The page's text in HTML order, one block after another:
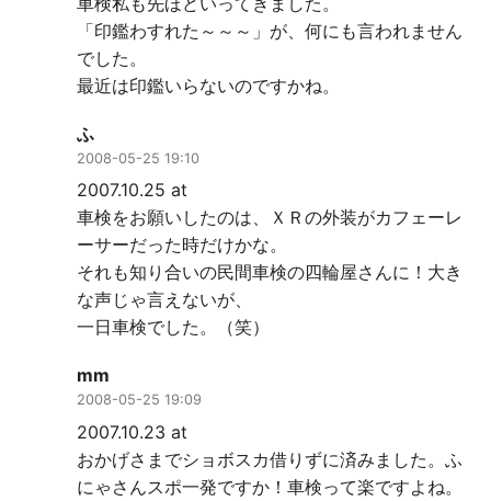
「印鑑わすれた～～～」が、何にも言われません
でした。
最近は印鑑いらないのですかね。
ふ
2008-05-25 19:10
2007.10.25 at
車検をお願いしたのは、ＸＲの外装がカフェーレ
ーサーだった時だけかな。
それも知り合いの民間車検の四輪屋さんに！大き
な声じゃ言えないが、
一日車検でした。（笑）
mm
2008-05-25 19:09
2007.10.23 at
おかげさまでショボスカ借りずに済みました。ふ
にゃさんスポ一発ですか！車検って楽ですよね。